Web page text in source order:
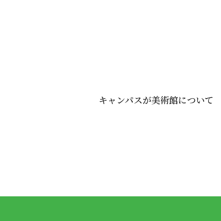
キャンパスが美術館について